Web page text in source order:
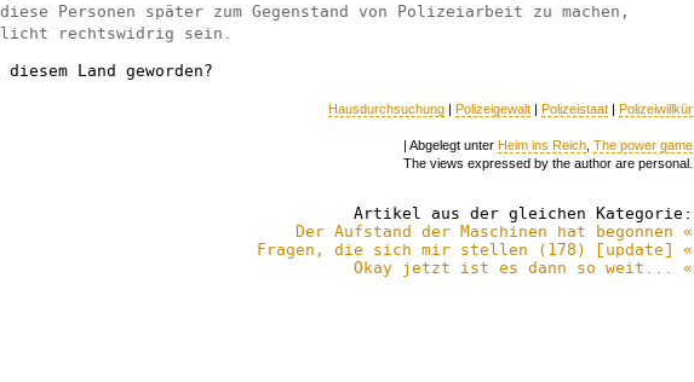
Personen später zum Gegenstand von Polizeiarbeit zu machen,
rechtswidrig sein.
Land geworden?
Hausdurchsuchung Polizeigewalt Polizeistaat Polizeiwillkür
| Abgelegt unter Heim ins Reich The power game
The views expressed by the author are personal.
Artikel aus der gleichen Kategorie:
Der Aufstand der Maschinen hat begonnen «
Fragen, die sich mir stellen (178) [update] «
Okay jetzt ist es dann so weit... «